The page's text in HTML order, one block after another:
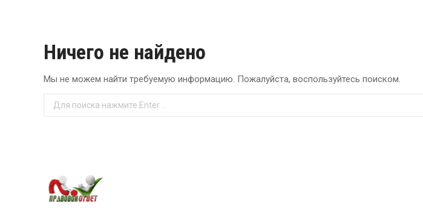
Ничего не найдено
Мы не можем найти требуемую информацию. Пожалуйста, воспользуйтесь поиском.
Поиск: